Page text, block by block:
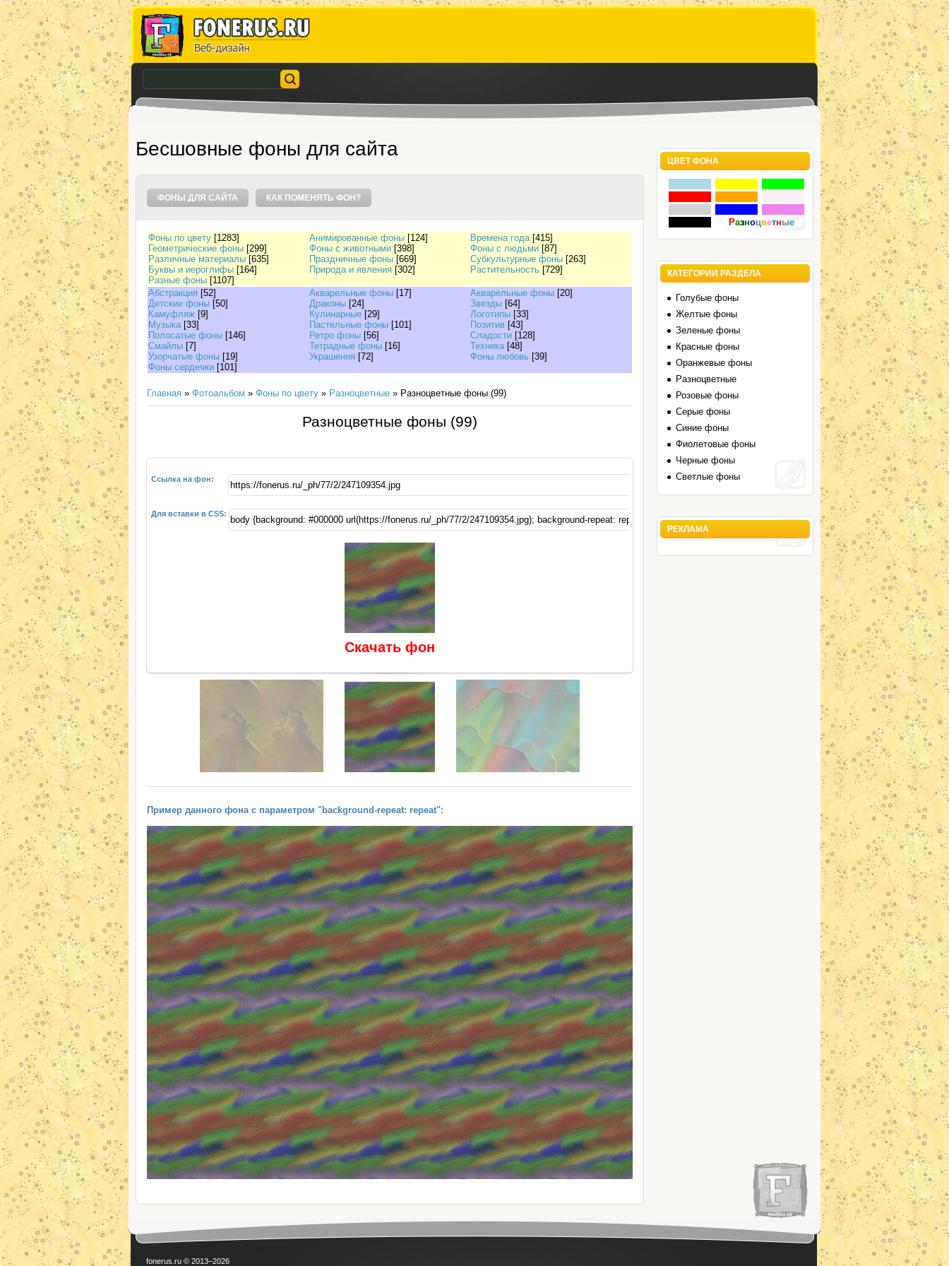
Бесшовные фоны для сайта
ФОНЫ ДЛЯ САЙТА КАК ПОМЕНЯТЬ ФОН?
Фоны по цвету [1283] Анимированные фоны [124] Времена года [415]
Геометрические фоны [299] Фоны с животными [398] Фоны с людьми [87]
Различные материалы [635] Праздничные фоны [669] Субкультурные фоны [263]
Буквы и иероглифы [164] Природа и явления [302] Растительность [729]
Разные фоны [1107]
Абстракция [52] Акварельные фоны [17] Акварельные фоны [20]
Детские фоны [50] Драконы [24] Звезды [64]
Камуфляж [9] Кулинарные [29] Логотипы [33]
Музыка [33] Пастельные фоны [101] Позитив [43]
Полосатые фоны [146] Ретро фоны [56] Сладости [128]
Смайлы [7] Тетрадные фоны [16] Техника [48]
Узорчатые фоны [19] Украшения [72] Фоны любовь [39]
Фоны сердечки [101]
Главная » Фотоальбом » Фоны по цвету » Разноцветные » Разноцветные фоны (99)
Разноцветные фоны (99)
Ссылка на фон:
Для вставки в CSS:
Скачать фон
Пример данного фона с параметром "background-repeat: repeat":
ЦВЕТ ФОНА
Разноцветные
КАТЕГОРИИ РАЗДЕЛА
Голубые фоны
Желтые фоны
Зеленые фоны
Красные фоны
Оранжевые фоны
Разноцветные
Розовые фоны
Серые фоны
Синие фоны
Фиолетовые фоны
Черные фоны
Светлые фоны
РЕКЛАМА
fonerus.ru © 2013–2026